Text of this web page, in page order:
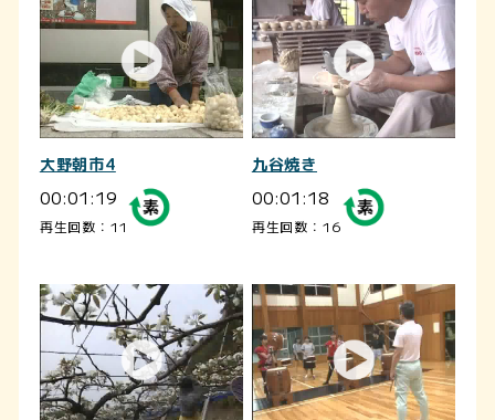
大野朝市4
00:01:19
再生回数：11
九谷焼き
00:01:18
再生回数：16